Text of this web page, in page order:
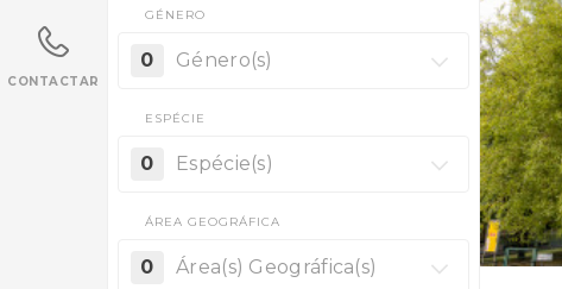
CONTACTAR
GÉNERO
0 Género(s)
ESPÉCIE
0 Espécie(s)
ÁREA GEOGRÁFICA
0 Área(s) Geográfica(s)